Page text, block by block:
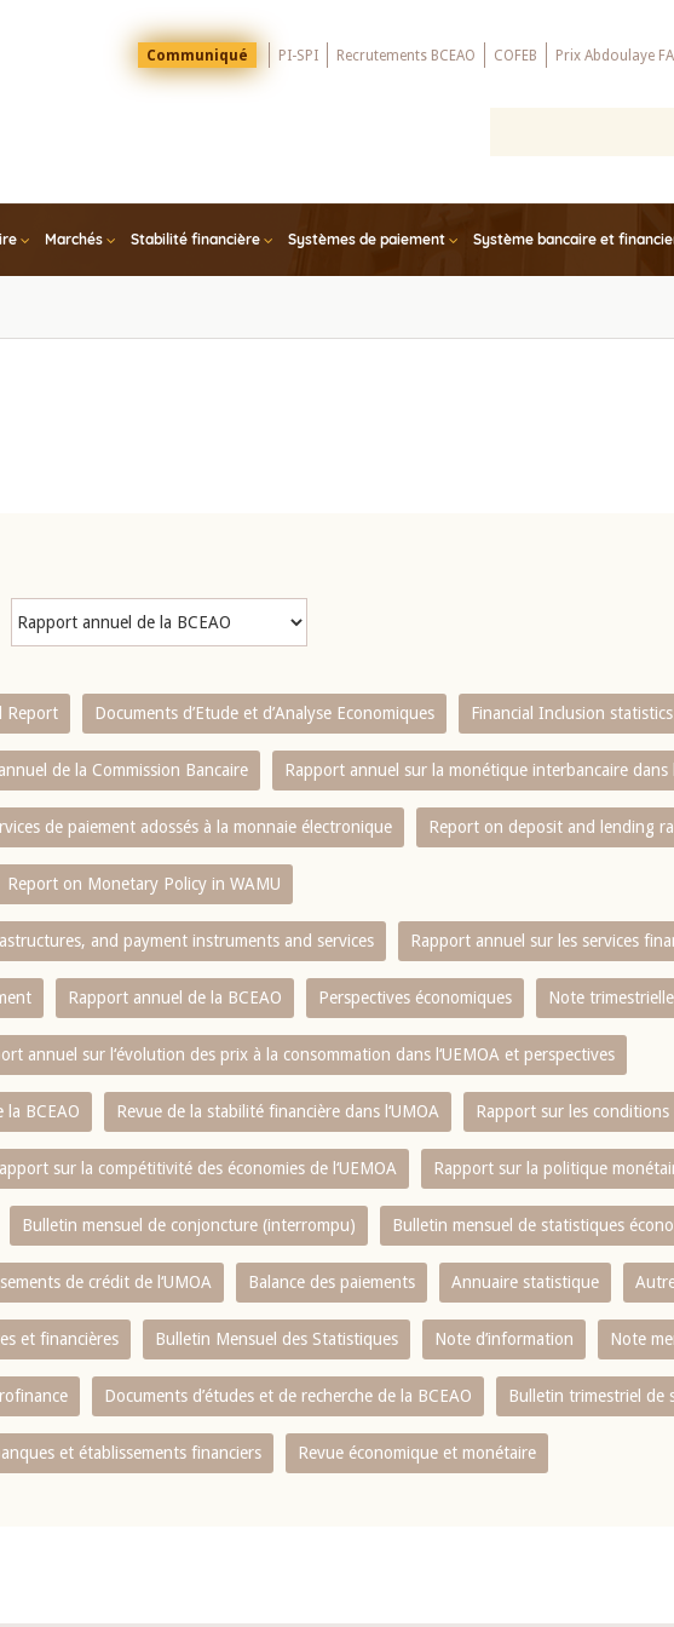
Menu
Top
Communiqué PI-SPI Recrutements BCEAO COFEB Prix Abdoulaye
Marchés Stabilité financière Systèmes de paiement Système bancaire et
Report Documents d’Etude et d’Analyse Economiques Financial Inclusion
de la Commission Bancaire Rapport annuel sur la monétique interbancaire dans
de paiement adossés à la monnaie électronique Report on deposit and lending
Report on Monetary Policy in WAMU
and payment instruments and services Rapport annuel sur les services
Rapport annuel de la BCEAO Perspectives économiques Note
annuel sur l‘évolution des prix à la consommation dans l‘UEMOA et perspectives
la BCEAO Revue de la stabilité financière dans l‘UMOA Rapport sur les conditions
sur la compétitivité des économies de l‘UEMOA Rapport sur la politique
Bulletin mensuel de conjoncture (interrompu) Bulletin mensuel de statistiques
de crédit de l‘UMOA Balance des paiements Annuaire statistique
et financières Bulletin Mensuel des Statistiques Note d’information Note
Documents d’études et de recherche de la BCEAO Bulletin trimestriel de
et établissements financiers Revue économique et monétaire